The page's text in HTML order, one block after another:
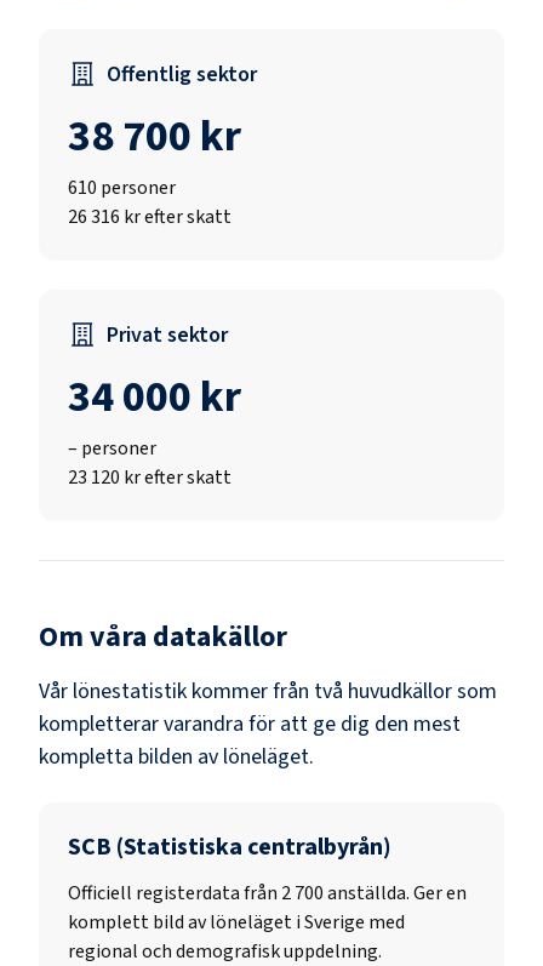
Offentlig sektor
38 700 kr
610 personer
26 316 kr efter skatt
Privat sektor
34 000 kr
– personer
23 120 kr efter skatt
Om våra datakällor
Vår lönestatistik kommer från två huvudkällor som
kompletterar varandra för att ge dig den mest
kompletta bilden av löneläget.
SCB (Statistiska centralbyrån)
Officiell registerdata från 2 700anställda. Ger en
komplett bild av löneläget i Sverige med
regional och demografisk uppdelning.